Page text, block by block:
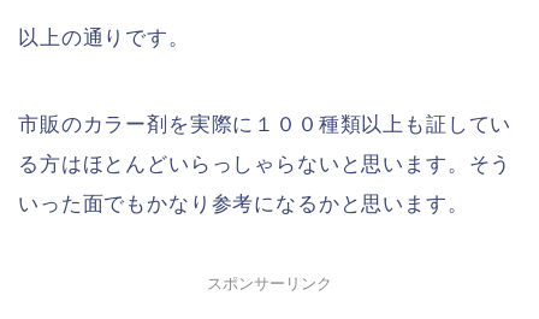
以上の通りです。
市販のカラー剤を実際に１００種類以上も証してい
る方はほとんどいらっしゃらないと思います。そう
いった面でもかなり参考になるかと思います。
スポンサーリンク